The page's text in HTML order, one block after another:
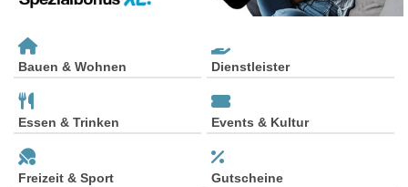
Bauen & Wohnen Dienstleister
Essen & Trinken Events & Kultur
Freizeit & Sport Gutscheine